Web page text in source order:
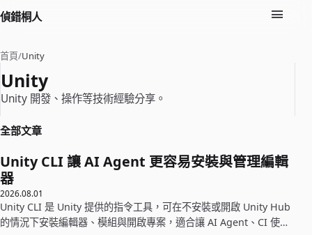
偵錯桐人
首頁/Unity
Unity
Unity 開發、操作等技術經驗分享。
全部文章
Unity CLI 讓 AI Agent 更容易安裝與管理編輯
器
2026.08.01
Unity CLI 是 Unity 提供的指令工具，可在不安裝或開啟 Unity Hub
的情況下安裝編輯器、模組與開啟專案，適合讓 AI Agent、CI 使